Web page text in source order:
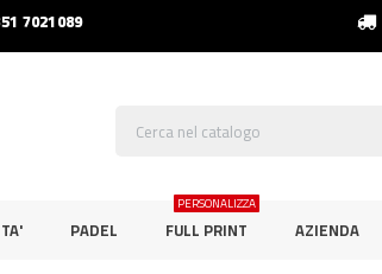
7021089
PADEL FULL PRINT
PERSONALIZZA
AZIENDA